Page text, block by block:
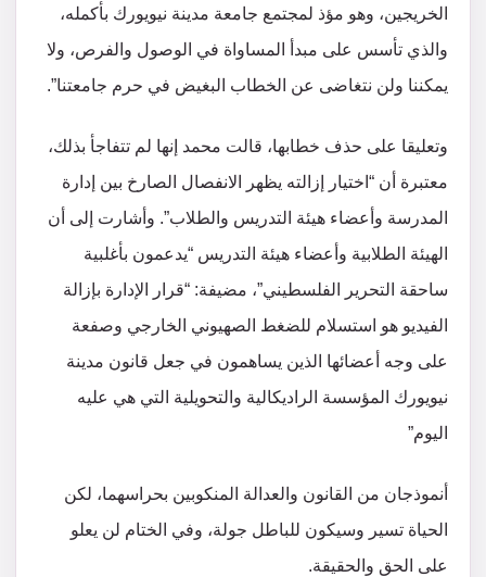
الخريجين، وهو مؤذ لمجتمع جامعة مدينة نيويورك بأكمله،
والذي تأسس على مبدأ المساواة في الوصول والفرص، ولا
يمكننا ولن نتغاضى عن الخطاب البغيض في حرم جامعتنا”.
وتعليقا على حذف خطابها، قالت محمد إنها لم تتفاجأ بذلك،
معتبرة أن “اختيار إزالته يظهر الانفصال الصارخ بين إدارة
المدرسة وأعضاء هيئة التدريس والطلاب”. وأشارت إلى أن
الهيئة الطلابية وأعضاء هيئة التدريس “يدعمون بأغلبية
ساحقة التحرير الفلسطيني”، مضيفة: “قرار الإدارة بإزالة
الفيديو هو استسلام للضغط الصهيوني الخارجي وصفعة
على وجه أعضائها الذين يساهمون في جعل قانون مدينة
نيويورك المؤسسة الراديكالية والتحويلية التي هي عليه
اليوم”
أنموذجان من القانون والعدالة المنكوبين بحراسهما، لكن
الحياة تسير وسيكون للباطل جولة، وفي الختام لن يعلو
على الحق والحقيقة.